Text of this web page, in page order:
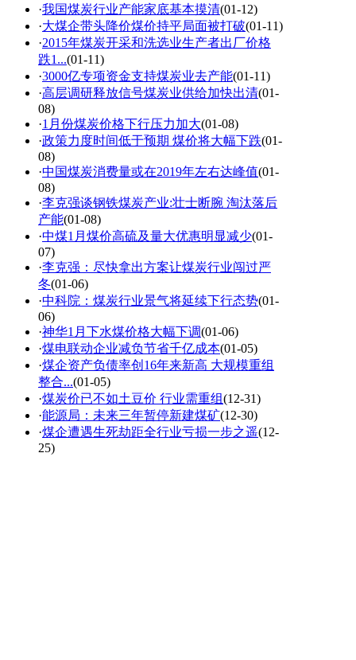
·我国煤炭行业产能家底基本摸清(01-12)
·大煤企带头降价煤价持平局面被打破(01-11)
·2015年煤炭开采和洗选业生产者出厂价格
跌1...(01-11)
·3000亿专项资金支持煤炭业去产能(01-11)
·高层调研释放信号煤炭业供给加快出清(01-
08)
·1月份煤炭价格下行压力加大(01-08)
·政策力度时间低于预期 煤价将大幅下跌(01-
08)
·中国煤炭消费量或在2019年左右达峰值(01-
08)
·李克强谈钢铁煤炭产业:壮士断腕 淘汰落后
产能(01-08)
·中煤1月煤价高硫及量大优惠明显减少(01-
07)
·李克强：尽快拿出方案让煤炭行业闯过严
冬(01-06)
·中科院：煤炭行业景气将延续下行态势(01-
06)
·神华1月下水煤价格大幅下调(01-06)
·煤电联动企业减负节省千亿成本(01-05)
·煤企资产负债率创16年来新高 大规模重组
整合...(01-05)
·煤炭价已不如土豆价 行业需重组(12-31)
·能源局：未来三年暂停新建煤矿(12-30)
·煤企遭遇生死劫距全行业亏损一步之遥(12-
25)